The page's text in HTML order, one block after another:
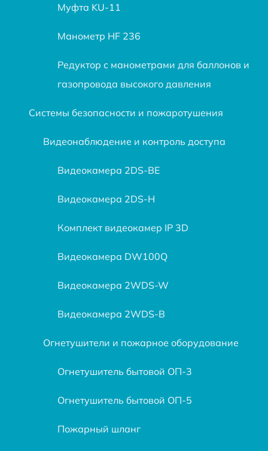
Муфта KU-11
Манометр HF 236
Редуктор с манометрами для баллонов и
газопровода высокого давления
Системы безопасности и пожаротушения
Видеонаблюдение и контроль доступа
Видеокамера 2DS-BE
Видеокамера 2DS-H
Комплект видеокамер IP 3D
Видеокамера DW100Q
Видеокамера 2WDS-W
Видеокамера 2WDS-B
Огнетушители и пожарное оборудование
Огнетушитель бытовой ОП-3
Огнетушитель бытовой ОП-5
Пожарный шланг